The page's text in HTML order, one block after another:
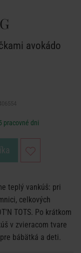
avokádo
pracovné dni
teplý vankúš: pri
celkových
TOTS. Po krátkom
v zvieracom tvare
bábätká a deti.